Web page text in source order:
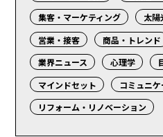
集客・マーケティング
太陽
営業・接客
商品・トレンド
業界ニュース
心理学
マインドセット
コミュニ
リフォーム・リノベーション